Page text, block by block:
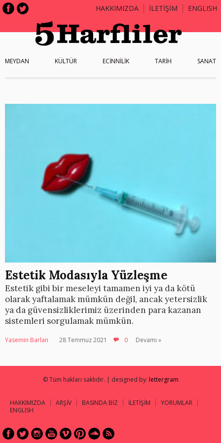
HAKKIMIZDA İLETİŞİM ENGLISH
MEYDAN KÜLTÜR ECİNNİLİK TARİH SANAT
Estetik Modasıyla Yüzleşme
Estetik gibi bir meseleyi tamamen iyi ya da kötü
olarak yaftalamak mümkün değil, ancak yetersizlik
ya da güvensizliklerimiz üzerinden para kazanan
sistemleri sorgulamak mümkün.
Yasemin Barlan 28 Temmuz 2021 0 Devamı »
© Tüm hakları saklıdır. | designed by: lettergram
HAKKIMIZDA ARŞİV BASINDA BİZ İLETİŞİM
YORUMLAR
ENGLISH